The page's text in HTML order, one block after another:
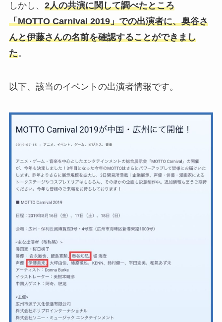
しかし、 2人の共演に関して調べたところ
「MOTTO Carnival 2019」での出演者に、奥谷さ
んと伊藤さんの名前を確認することができまし
た。
以下、該当のイベントの出演者情報です。